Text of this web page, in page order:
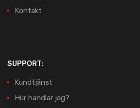
Kontakt
SUPPORT:
Kundtjänst
Hur handlar jag?